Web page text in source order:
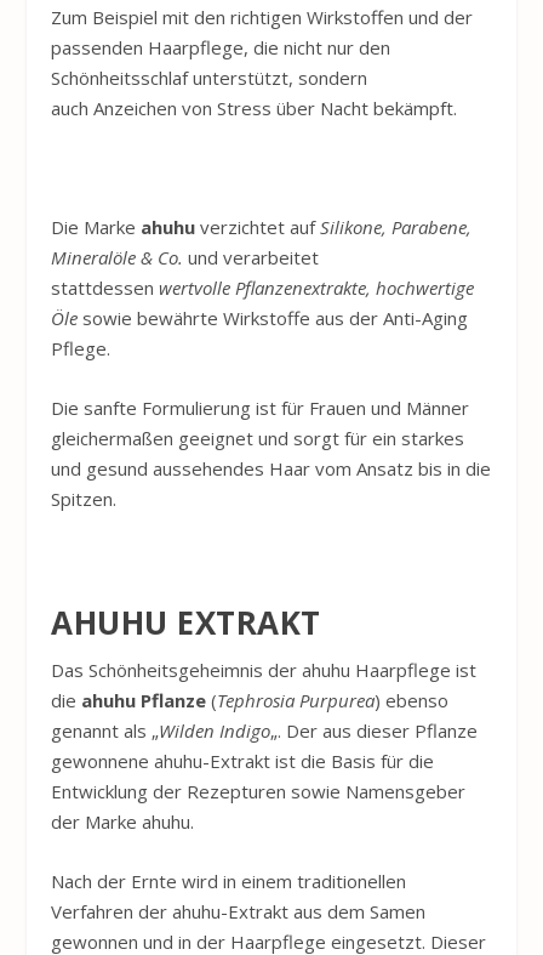
Zum Beispiel mit den richtigen Wirkstoffen und der
passenden Haarpflege, die nicht nur den
Schönheitsschlaf unterstützt, sondern
auch Anzeichen von Stress über Nacht bekämpft.
Die Marke ahuhu verzichtet aufSilikone, Parabene,
Mineralöle & Co. und verarbeitet
stattdessen wertvolle Pflanzenextrakte, hochwertige
Öle sowie bewährte Wirkstoffe aus der Anti-Aging
Pflege.
Die sanfte Formulierung ist für Frauen und Männer
gleichermaßen geeignet und sorgt für ein starkes
und gesund aussehendes Haar vom Ansatz bis in die
Spitzen.
AHUHU EXTRAKT
Das Schönheitsgeheimnis derahuhu Haarpflege ist
die ahuhu Pflanze (Tephrosia Purpurea) ebenso
genannt als „Wilden Indigo„. Der aus dieser Pflanze
gewonneneahuhu-Extrakt ist die Basis für die
Entwicklung der Rezepturen sowie Namensgeber
der Markeahuhu.
Nach der Ernte wird in einem traditionellen
Verfahren derahuhu-Extrakt aus dem Samen
gewonnen und in der Haarpflege eingesetzt. Dieser